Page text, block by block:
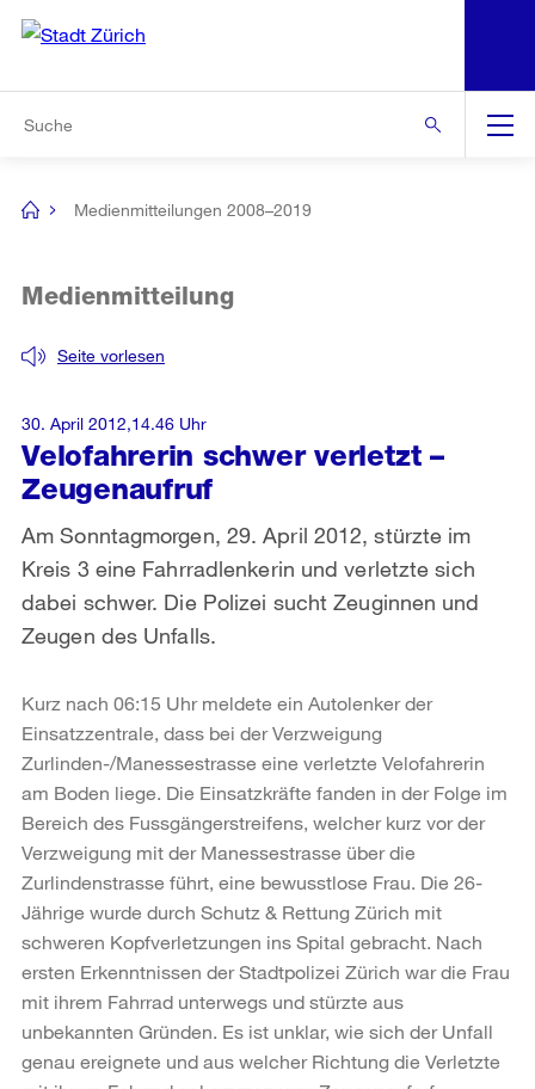
Navigation
[no
Medienmitteilungen 2008–2019
Velofahrerin schwer verletzt –
Zeugenaufruf
Seite vorlesen
Medienmitteilung
Am Sonntagmorgen, 29. April 2012, stürzte im
Kreis 3 eine Fahrradlenkerin und verletzte sich
dabei schwer. Die Polizei sucht Zeuginnen und
Zeugen des Unfalls.
30. April 2012,14.46 Uhr
Kurz nach 06:15 Uhr meldete ein Autolenker der
Einsatzzentrale, dass bei der Verzweigung
Zurlinden-/Manessestrasse eine verletzte Velofahrerin
am Boden liege. Die Einsatzkräfte fanden in der Folge im
Bereich des Fussgängerstreifens, welcher kurz vor der
Verzweigung mit der Manessestrasse über die
Zurlindenstrasse führt, eine bewusstlose Frau. Die 26-
Jährige wurde durch Schutz & Rettung Zürich mit
schweren Kopfverletzungen ins Spital gebracht. Nach
ersten Erkenntnissen der Stadtpolizei Zürich war die Frau
mit ihrem Fahrrad unterwegs und stürzte aus
unbekannten Gründen. Es ist unklar, wie sich der Unfall
genau ereignete und aus welcher Richtung die Verletzte